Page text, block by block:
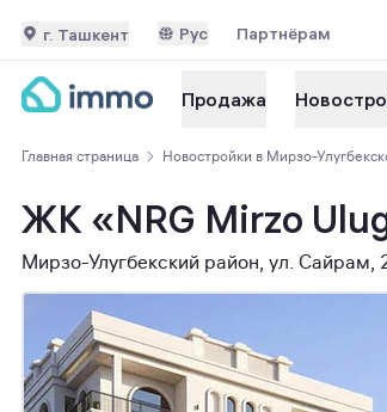
г. Ташкент Рус Партнёрам
Продажа
Главная страница Новостройки в Мирзо-
ЖК «NRG Mirzo
Мирзо-Улугбекский район, ул. Сайрам,